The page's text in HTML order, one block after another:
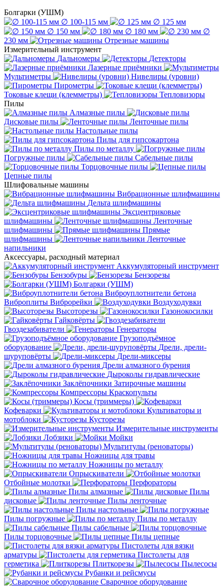
Болгарки (УШМ)
∅ 100-115 мм
∅ 125 мм
∅ 150 мм
∅ 180 мм
∅
230 мм
Отрезные машины
Измерительный инструмент
Дальномеры
Детекторы
Лазерные приёмники
Мультиметры
Нивелиры (уровни)
Пирометры
Токовые клещи (клемметры)
Тепловизоры
Пилы
Алмазные пилы
Дисковые пилы
Ленточные пилы
Настольные пилы
Пилы для гипсокартона
Пилы по металлу
Погружные пилы
Сабельные пилы
Торцовочные пилы
Цепные пилы
Шлифовальные машины
Вибрационные шлифмашины
Дельта шлифмашины
Эксцентриковые
шлифмашины
Ленточные
шлифмашины
Прямые
шлифмашины
Ленточные
напильники
Аксессуары, расходный материал
Аккумуляторный инструмент
Бензобуры
Бензорезы
Болгарки (УШМ)
Виброуплотнители бетона
Виброплиты Виброрейки
Воздуходувки
Высоторезы
Газонокосилки
Гайковёрты
Гвоздезабиватели
Генераторы
Грузоподъёмное
оборудование
Дрели, дрели-
шуруповёрты
Дрели-миксеры
Дрели алмазного бурения
Дыроколы гидравлические
Заклёпочники Затирочные машины
Компрессоры Краскопульты
Косы (триммеры)
Кофеварки
Культиваторы и
мотоблоки
Кусторезы
Измерительные инструменты
Лобзики
Мойки
Мультитулы (реноваторы)
Ножницы для травы
Ножницы по металлу
Опрыскиватели
Отбойные молотки
Перфораторы
Пилы алмазные
Пилы
дисковые
Пилы ленточные
Пилы настольные
Пилы погружные
Пилы по металлу
Пилы сабельные
Пилы торцовочные
Пилы цепные
Пистолеты для вязки
арматуры
Пистолеты для
герметика
Плиткорезы
Пылесосы
Рубанки и рейсмусы
Сварочное оборудование